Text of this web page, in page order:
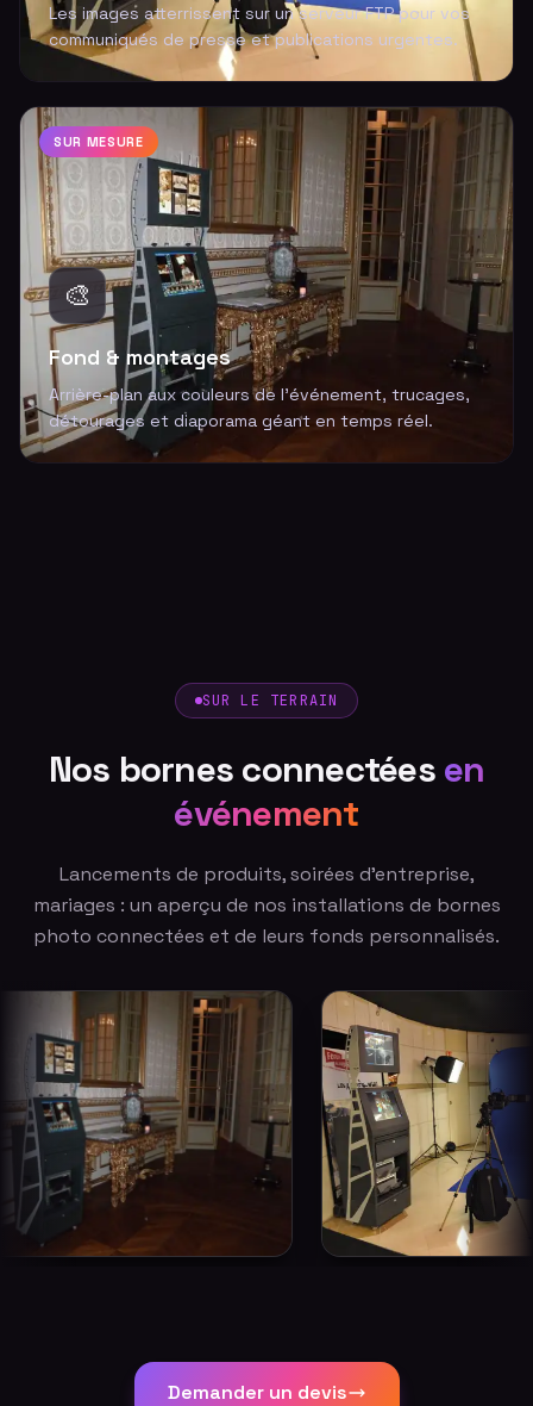
Les images atterrissent sur un serveur FTP pour vos
communiqués de presse et publications urgentes.
SUR MESURE
🎨
Fond & montages
Arrière-plan aux couleurs de l'événement, trucages,
détourages et diaporama géant en temps réel.
SUR LE TERRAIN
Nos bornes connectées en
événement
Lancements de produits, soirées d'entreprise,
mariages : un aperçu de nos installations de bornes
photo connectées et de leurs fonds personnalisés.
Demander un devis